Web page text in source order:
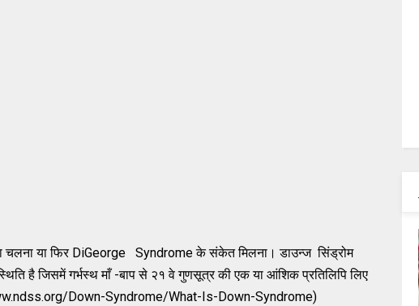
चलना या फिर DiGeorge Syndrome के संकेत मिलना। डाउन्ज सिंड्रोम
है जिसमें गर्भस्थ माँ -बाप से २१ वे गुणसूत्र की एक या आंशिक प्रतिलिपि लिए
Down-Syndrome/What-Is-Down-Syndrome)